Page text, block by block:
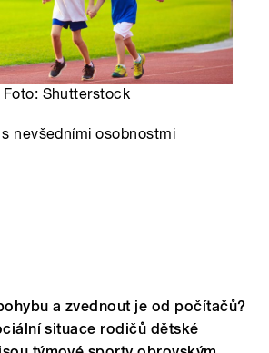
Foto: Shutterstock
nevšedními osobnostmi
a zvednout je od počítačů?
situace rodičů dětské